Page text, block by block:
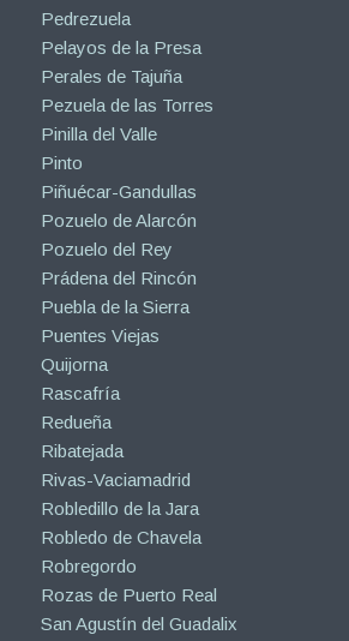
Pedrezuela
Pelayos de la Presa
Perales de Tajuña
Pezuela de las Torres
Pinilla del Valle
Pinto
Piñuécar-Gandullas
Pozuelo de Alarcón
Pozuelo del Rey
Prádena del Rincón
Puebla de la Sierra
Puentes Viejas
Quijorna
Rascafría
Redueña
Ribatejada
Rivas-Vaciamadrid
Robledillo de la Jara
Robledo de Chavela
Robregordo
Rozas de Puerto Real
San Agustín del Guadalix